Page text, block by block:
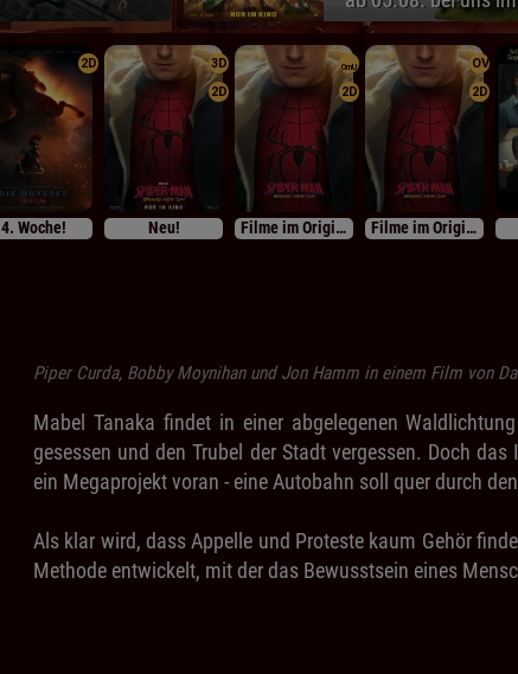
2D
4. Woche!
3D
2D
Neu!
OmU
2D
Filme im Originalton
OV
2D
Filme im Originalton
Piper Curda, Bobby Moynihan und Jon Hamm in einem Film von
Mabel Tanaka findet in einer abgelegenen
gesessen und den Trubel der Stadt vergessen. Doch
ein Megaprojekt voran - eine Autobahn soll quer durch
Als klar wird, dass Appelle und Proteste kaum Gehör
Methode entwickelt, mit der das Bewusstsein eines